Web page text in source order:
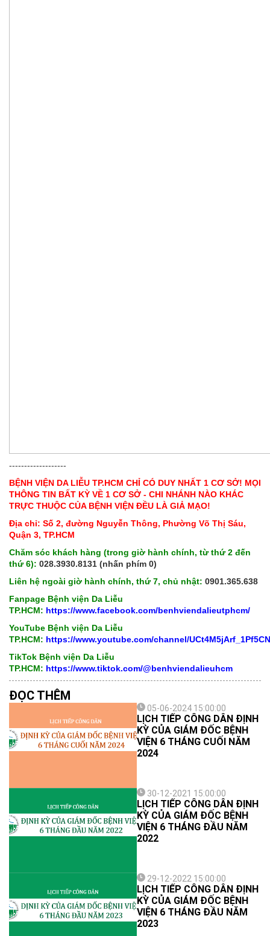
-------------------
BỆNH VIỆN DA LIỄU TP.HCM CHỈ CÓ DUY NHẤT 1 CƠ SỞ! MỌI
THÔNG TIN BẤT KỲ VỀ 1 CƠ SỞ - CHI NHÁNH NÀO KHÁC
TRỰC THUỘC CỦA BỆNH VIỆN ĐỀU LÀ GIẢ MẠO!
Địa chỉ: Số 2, đường Nguyễn Thông, Phường Võ Thị Sáu,
Quận 3, TP.HCM
Chăm sóc khách hàng (trong giờ hành chính, từ thứ 2 đến
thứ 6): 028.3930.8131 (nhấn phím 0)
Liên hệ ngoài giờ hành chính, thứ 7, chủ nhật: 0901.365.638
Fanpage Bệnh viện Da Liễu
TP.HCM: https://www.facebook.com/benhviendalieutphcm/
YouTube Bệnh viện Da Liễu
TP.HCM: https://www.youtube.com/channel/
TikTok Bệnh viện Da Liễu
TP.HCM: https://www.tiktok.com/@benhviendalieuhcm
ĐỌC THÊM
05-06-2024 15:00:00
LỊCH TIẾP CÔNG DÂN ĐỊNH
KỲ CỦA GIÁM ĐỐC BỆNH
VIỆN 6 THÁNG CUỐI NĂM
2024
30-12-2021 15:00:00
LỊCH TIẾP CÔNG DÂN ĐỊNH
KỲ CỦA GIÁM ĐỐC BỆNH
VIỆN 6 THÁNG ĐẦU NĂM
2022
29-12-2022 15:00:00
LỊCH TIẾP CÔNG DÂN ĐỊNH
KỲ CỦA GIÁM ĐỐC BỆNH
VIỆN 6 THÁNG ĐẦU NĂM
2023